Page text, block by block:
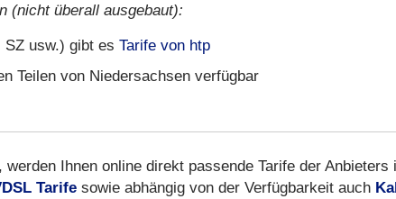
(nicht überall ausgebaut):
usw.) gibt es Tarife von htp
Teilen von Niedersachsen verfügbar
Ihnen online direkt passende Tarife der Anbieters
Tarife sowie abhängig von der Verfügbarkeit auch